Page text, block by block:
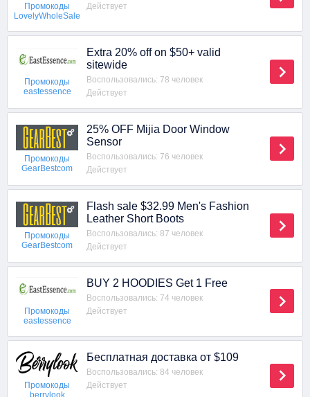
Промокоды
LovelyWholeSale
Действует
Промокоды
eastessence
Extra 20% off on $50+ valid
sitewide
Воспользовались: 78 человек
Действует
Промокоды
GearBestcom
25% OFF Mijia Door Window
Sensor
Воспользовались: 76 человек
Действует
Промокоды
GearBestcom
Flash sale $32.99 Men's Fashion
Leather Short Boots
Воспользовались: 87 человек
Действует
Промокоды
eastessence
BUY 2 HOODIES Get 1 Free
Воспользовались: 74 человек
Действует
Промокоды
berrylook
Бесплатная доставка от $109
Воспользовались: 84 человек
Действует